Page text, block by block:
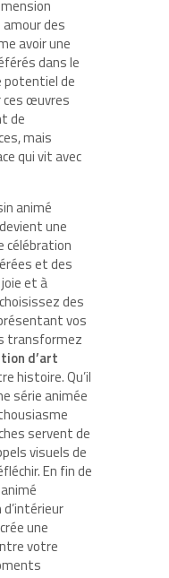
des
avoir une
dans le
potentiel de
œuvres
de
mais
qui vit avec
animé
une
célébration
et des
et à
des
vos
transformez
d’art
histoire. Qu’il
série animée
servent de
visuels de
En fin de
une
votre